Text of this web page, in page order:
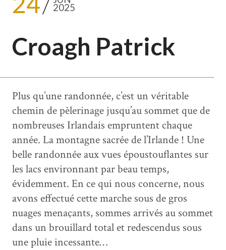
2025
Croagh Patrick
Plus qu’une randonnée, c’est un véritable
chemin de pèlerinage jusqu’au sommet que de
nombreuses Irlandais empruntent chaque
année. La montagne sacrée de l’Irlande ! Une
belle randonnée aux vues époustouflantes sur
les lacs environnant par beau temps,
évidemment. En ce qui nous concerne, nous
avons effectué cette marche sous de gros
nuages menaçants, sommes arrivés au sommet
dans un brouillard total et redescendus sous
une pluie incessante…